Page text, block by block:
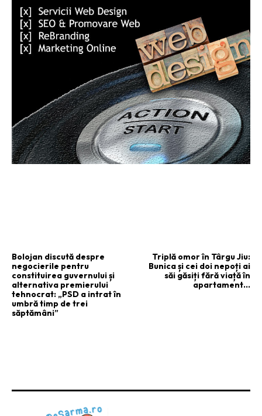
Bolojan discută despre
negocierile pentru
constituirea guvernului și
alternativa premierului
tehnocrat: „PSD a intrat în
umbră timp de trei
săptămâni”
Triplă omor în Târgu Jiu:
Bunica și cei doi nepoți ai
săi găsiți fără viață în
apartament…